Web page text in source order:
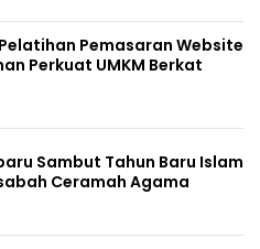
Pemasaran Website
Perkuat UMKM Berkat
Sambut Tahun Baru Islam
Ceramah Agama